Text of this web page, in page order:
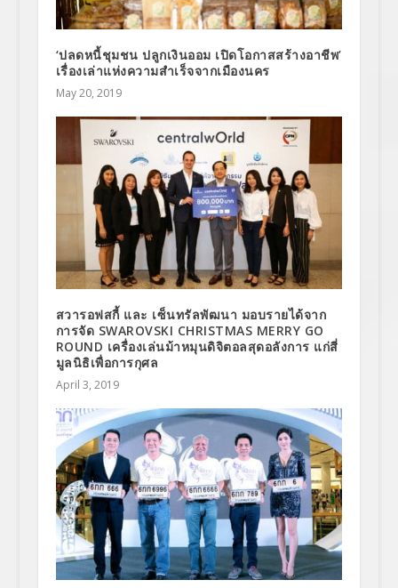
‘ปลดหนี้ชุมชน ปลูกเงินออม เปิดโอกาสสร้างอาชีพ’
เรื่องเล่าแห่งความสำเร็จจากเมืองนคร
May 20, 2019
สวารอฟสกี้ และ เซ็นทรัลพัฒนา มอบรายได้จาก
การจัด SWAROVSKI CHRISTMAS MERRY GO
ROUND เครื่องเล่นม้าหมุนดิจิตอลสุดอลังการ แก่สี่
มูลนิธิเพื่อการกุศล
April 3, 2019